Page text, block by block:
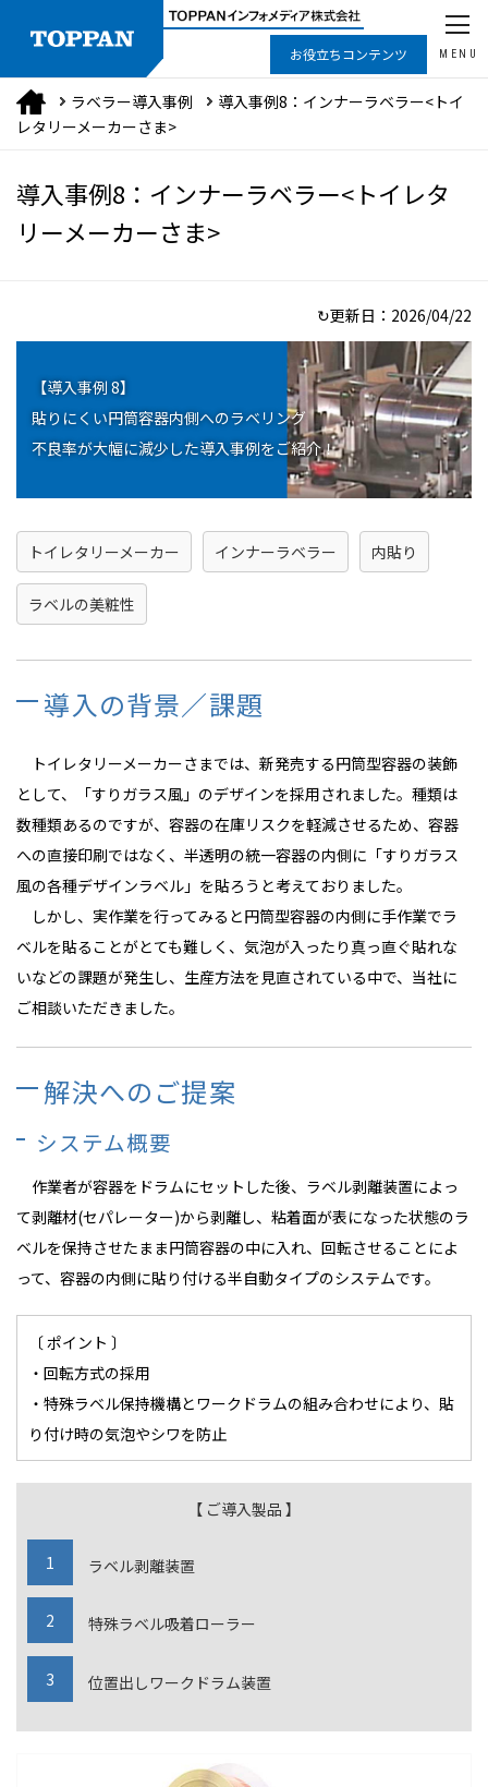
お役立ちコンテンツ MENU
ラベラー導入事例
導入事例8：インナーラベラー<トイ
レタリーメーカーさま>
導入事例8：インナーラベラー<トイレタ
リーメーカーさま>
↻更新日： 2026/04/22
【導入事例 8】
貼りにくい円筒容器内側へのラベリング
不良率が大幅に減少した導入事例をご紹介！
トイレタリーメーカー インナーラベラー 内貼り
ラベルの美粧性
導入の背景／課題
トイレタリーメーカーさまでは、新発売する円筒型容器の装飾
として、「すりガラス風」のデザインを採用されました。種類は
数種類あるのですが、容器の在庫リスクを軽減させるため、容器
への直接印刷ではなく、半透明の統一容器の内側に「すりガラス
風の各種デザインラベル」を貼ろうと考えておりました。
しかし、実作業を行ってみると円筒型容器の内側に手作業でラ
ベルを貼ることがとても難しく、気泡が入ったり真っ直ぐ貼れな
いなどの課題が発生し、生産方法を見直されている中で、当社に
ご相談いただきました。
解決へのご提案
システム概要
作業者が容器をドラムにセットした後、ラベル剥離装置によっ
て剥離材(セパレーター)から剥離し、粘着面が表になった状態のラ
ベルを保持させたまま円筒容器の中に入れ、回転させることによ
って、容器の内側に貼り付ける半自動タイプのシステムです。
〔 ポイント 〕
・回転方式の採用
・特殊ラベル保持機構とワークドラムの組み合わせにより、貼
り付け時の気泡やシワを防止
【 ご導入製品 】
ラベル剥離装置
特殊ラベル吸着ローラー
位置出しワークドラム装置